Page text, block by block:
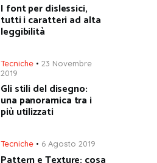
I font per dislessici,
tutti i caratteri ad alta
leggibilità
Tecniche
23 Novembre
2019
Gli stili del disegno:
una panoramica tra i
più utilizzati
Tecniche 6 Agosto 2019